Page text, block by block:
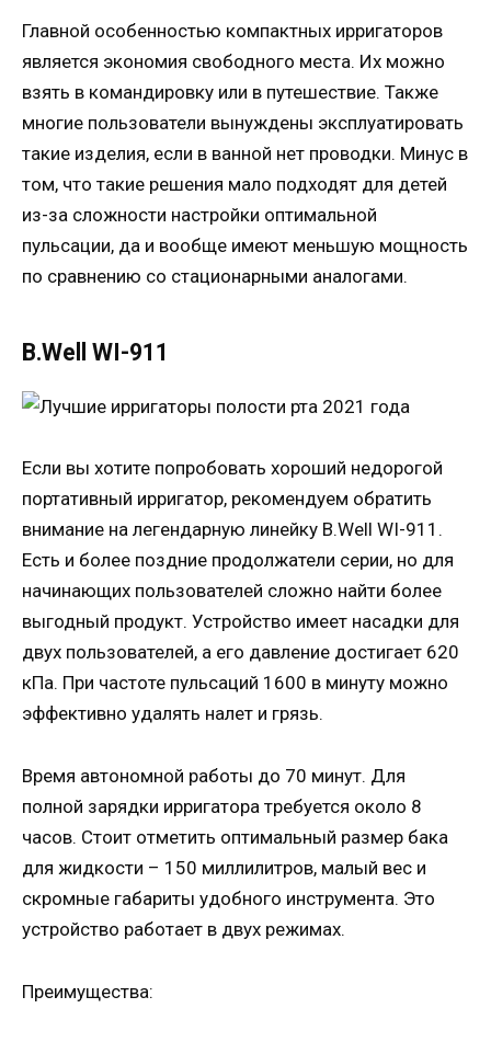
Главной особенностью компактных ирригаторов
является экономия свободного места. Их можно
взять в командировку или в путешествие. Также
многие пользователи вынуждены эксплуатировать
такие изделия, если в ванной нет проводки. Минус в
том, что такие решения мало подходят для детей
из-за сложности настройки оптимальной
пульсации, да и вообще имеют меньшую мощность
по сравнению со стационарными аналогами.
B.Well WI-911
Если вы хотите попробовать хороший недорогой
портативный ирригатор, рекомендуем обратить
внимание на легендарную линейку B.Well WI-911.
Есть и более поздние продолжатели серии, но для
начинающих пользователей сложно найти более
выгодный продукт. Устройство имеет насадки для
двух пользователей, а его давление достигает 620
кПа. При частоте пульсаций 1600 в минуту можно
эффективно удалять налет и грязь.
Время автономной работы до 70 минут. Для
полной зарядки ирригатора требуется около 8
часов. Стоит отметить оптимальный размер бака
для жидкости – 150 миллилитров, малый вес и
скромные габариты удобного инструмента. Это
устройство работает в двух режимах.
Преимущества: